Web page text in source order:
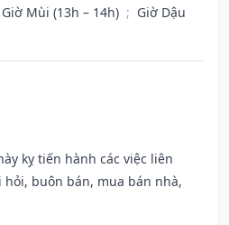
Giờ Mùi (13h – 14h) ; Giờ Dậu
kỵ tiến hành các việc liên
buôn bán, mua bán nhà,